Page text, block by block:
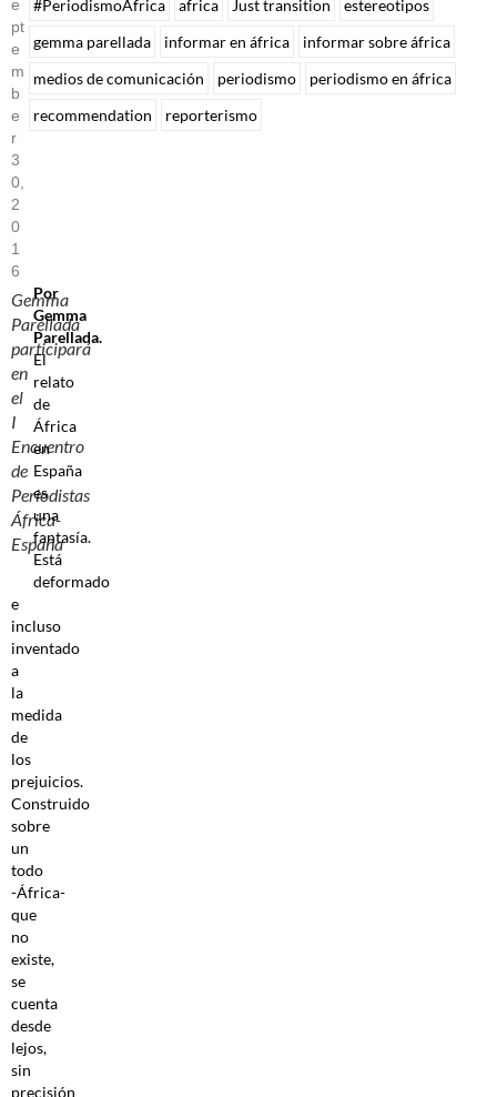
E
Pt
E
M
B
E
R
3
0,
2
0
1
6
Gemma
Parellada
participará
en
el
I
Encuentro
de
Periodistas
África-
España
Por
Gemma
Parellada.
El
relato
de
África
en
España
es
una
fantasía.
Está
deformado
e
incluso
inventado
a
la
medida
de
los
prejuicios.
Construido
sobre
un
todo
-África-
que
no
existe,
se
cuenta
desde
lejos,
sin
precisión
#PeriodismoÁfrica africa Just transition
estereotipos
gemma parellada
informar en áfrica
informar sobre áfrica
medios de comunicación
periodismo
periodismo en áfrica
recommendation
reporterismo